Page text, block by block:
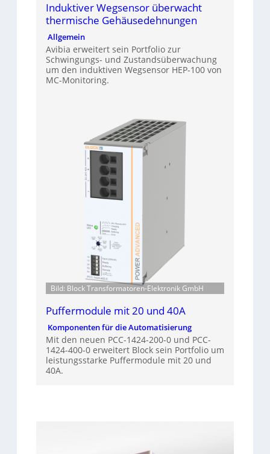
Induktiver Wegsensor überwacht
thermische Gehäusedehnungen
Allgemein
Avibia erweitert sein Portfolio zur
Schwingungs- und Zustandsüberwachung
um den induktiven Wegsensor HEP-100 von
MC-Monitoring.
Bild: Block Transformatoren-Elektronik GmbH
Puffermodule mit 20 und 40A
Komponenten für die Automatisierung
Mit den neuen PCC-1424-200-0 und PCC-
1424-400-0 erweitert Block sein Portfolio um
leistungsstarke Puffermodule mit 20 und
40A.